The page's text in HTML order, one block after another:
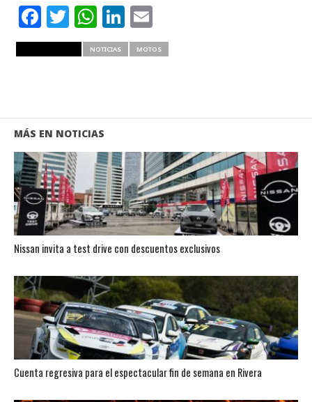
Facebook
Twitter
WhatsApp
LinkedIn
Email
NOTICIAS MOTOS
MÁS EN NOTICIAS
Nissan invita a test drive con descuentos exclusivos
Cuenta regresiva para el espectacular fin de semana en Rivera